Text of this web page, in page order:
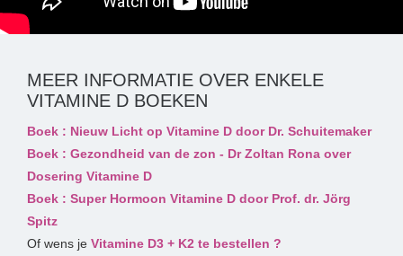
MEER INFORMATIE OVER ENKELE
VITAMINE D BOEKEN
Boek : Nieuw Licht op Vitamine D door Dr. Schuitemaker
Boek : Gezondheid van de zon - Dr Zoltan Rona over
Dosering Vitamine D
Boek : Super Hormoon Vitamine D door Prof. dr. Jörg
Spitz
Of wens je Vitamine D3 + K2 te bestellen ?